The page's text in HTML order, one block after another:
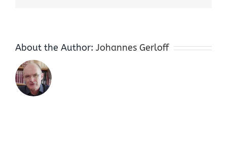
About the Author: Johannes Gerloff